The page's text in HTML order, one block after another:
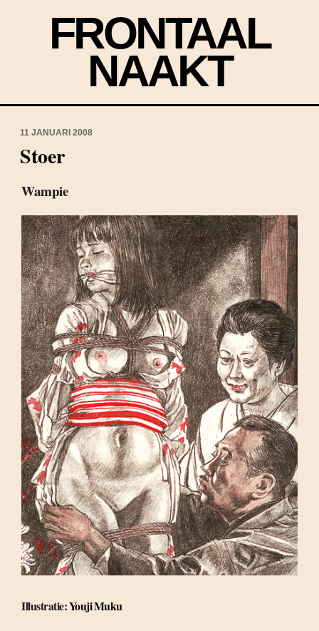
FRONTAAL
NAAKT
11 JANUARI 2008
Stoer
Wampie
Illustratie:Youji Muku